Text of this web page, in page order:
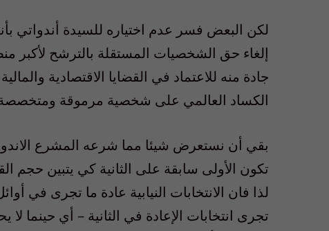
لكن البعض فسر عدم اختياره للسيدة أندواتي
إلغاء حق الشخصيات المستقلة بالترشح لأكبر
جادة منه للاعتماد في القضايا الاقتصادية
الكساد العالمي على شخصية مرموقة
بقي أن نستعرض شيئا مما شرعه المشرع
تكون الأولى سابقة على الثانية كي يتبين حجم
لذا فان الانتخابات النيابية عادة ما تجرى في
تجرى انتخابات الإعادة في الثانية – أي